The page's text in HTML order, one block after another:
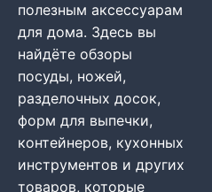
полезным аксессуарам
для дома. Здесь вы
найдёте обзоры
посуды, ножей,
разделочных досок,
форм для выпечки,
контейнеров, кухонных
инструментов и других
товаров, которые